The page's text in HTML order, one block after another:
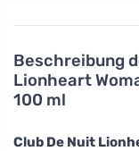
Beschreibung
Lionheart
100 ml
Club De Nuit